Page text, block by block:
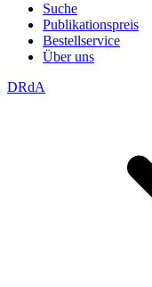
Suche
Publikationspreis
Bestellservice
Über uns
DRdA